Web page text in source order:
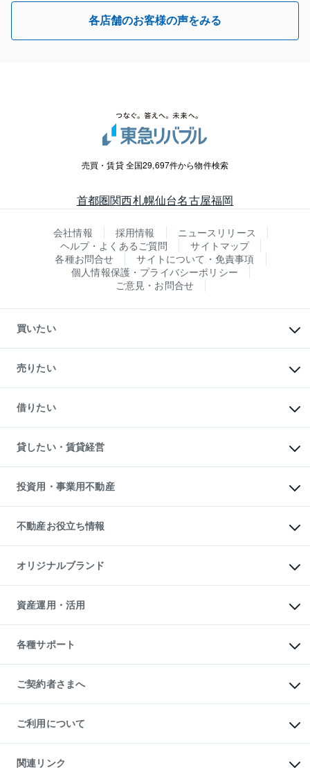
各店舗のお客様の声をみる
売買・賃貸 全国29,697件から物件検索
首都圏関西札幌仙台名古屋福岡
会社情報 採用情報
ニュースリリース
ヘルプ・よくあるご質問
サイトマップ
各種お問合せ
サイトについて・免責事項
個人情報保護・プライバシーポリシー
ご意見・お問合せ
買いたい
新築・分譲マンションの購入
中古マンションの購入
一戸建ての購入
中古一戸建ての購入
不動産購入の流れ
注目キーワード物件特集
購入ガイド
English 繁体中文簡体中文
売りたい
一戸建ての売却・査定
土地の売却・査定
スピードAI査定
不動産査定について
不動産売却の流れ
不動産買換えの流れ
売却ガイド
借りたい
オフィス・店舗の賃貸
借りるときの流れ
借りるガイド
貸したい・賃貸経営
マンション賃料データ
賃貸管理プラン
リロケーションについて
貸すガイド
投資用・事業用不動産
事業用不動産
マンション投資
投資用マンション
アパート経営
収益物件
ビル購入（ビル一棟）
投資用不動産の売却査定
事業用不動産の売却査定
不動産お役立ち情報
マンションライブラリー
人気マンションランキング
暮らしに役立つ不動産メディア
不動産相場・不動産価格情報
不動産コラム・ニュース
不動産用語集
不動産なんでもネット相談室
住まいの税金
オリジナルブランド
一棟リノベーションマンション
L`GENTE（ルジェンテ）
区分リノベーションマンション
投資用一棟レジデンスWELL
不動産小口投資
LEGACIA（レガシア）
資産運用・活用
不動産M&A
アセットマネジメント・出資
各種サポート
相続サポート
リフォームサポート
ご契約者さまへ
ご紹介・再契約特典
入居者様専用-各種ご案内（賃貸）
東急こすもす会「こすもすWeb」
ご利用について
金融商品取引について
東急リバブル ソーシャルメディアポリシー
関連リンク